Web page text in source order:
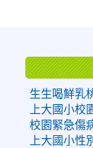
生生喝鮮乳
上大國小校
校園緊急傷
上大國小性